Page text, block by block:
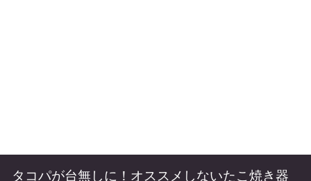
タコパが台無しに！オススメしないたこ焼き器